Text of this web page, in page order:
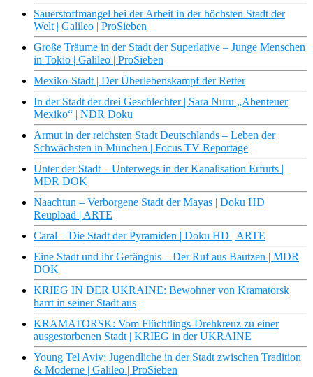
Sauerstoffmangel bei der Arbeit in der höchsten Stadt der
Welt | Galileo | ProSieben
Große Träume in der Stadt der Superlative – Junge Menschen
in Tokio | Galileo | ProSieben
Mexiko-Stadt | Der Überlebenskampf der Retter
In der Stadt der drei Geschlechter | Sara Nuru „Abenteuer
Mexiko“ | NDR Doku
Armut in der reichsten Stadt Deutschlands – Leben der
Schwächsten in München | Focus TV Reportage
Unter der Stadt – Unterwegs in der Kanalisation Erfurts |
MDR DOK
Naachtun – Verborgene Stadt der Mayas | Doku HD
Reupload | ARTE
Caral – Die Stadt der Pyramiden | Doku HD | ARTE
Eine Stadt und ihr Gefängnis – Der Ruf aus Bautzen | MDR
DOK
KRIEG IN DER UKRAINE: Bewohner von Kramatorsk
harrt in seiner Stadt aus
KRAMATORSK: Vom Flüchtlings-Drehkreuz zu einer
ausgestorbenen Stadt | KRIEG in der UKRAINE
Young Tel Aviv: Jugendliche in der Stadt zwischen Tradition
& Moderne | Galileo | ProSieben